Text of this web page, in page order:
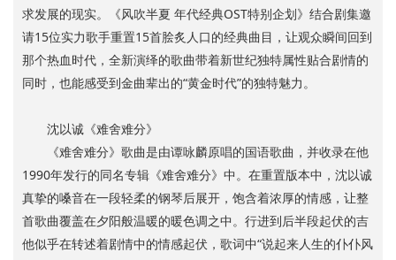
求发展的现实。《风吹半夏 年代经典OST特别企划》结合剧集邀
请15位实力歌手重置15首脍炙人口的经典曲目，让观众瞬间回到
那个热血时代，全新演绎的歌曲带着新世纪独特属性贴合剧情的
同时，也能感受到金曲辈出的“黄金时代”的独特魅力。
沈以诚《难舍难分》
《难舍难分》歌曲是由谭咏麟原唱的国语歌曲，并收录在他
1990年发行的同名专辑《难舍难分》中。在重置版本中，沈以诚
真挚的嗓音在一段轻柔的钢琴后展开，饱含着浓厚的情感，让整
首歌曲覆盖在夕阳般温暖的暖色调之中。行进到后半段起伏的吉
他似乎在转述着剧情中的情感起伏，歌词中“说起来人生的仆仆风